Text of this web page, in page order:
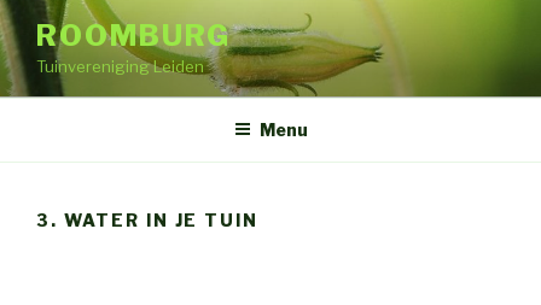
Naar
de
inhoud
springen
ROOMBURG
Tuinvereniging Leiden
Menu
3. WATER IN JE TUIN